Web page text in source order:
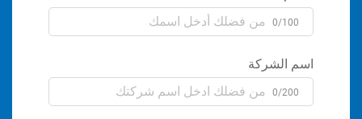
0/100
اسم الشركة
0/200